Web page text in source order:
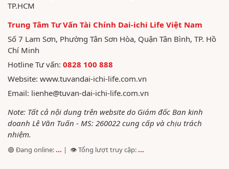
TP.HCM
Trung Tâm Tư Vấn Tài Chính Dai-ichi Life Việt Nam
Số 7 Lam Sơn, Phường Tân Sơn Hòa, Quận Tân Bình, TP. Hồ
Chí Minh
Hotline Tư vấn: 0828 100 888
Website: www.tuvandai-ichi-life.com.vn
Email: lienhe@tuvan-dai-ichi-life.com.vn
Note: Tất cả nội dung trên website do Giám đốc Ban kinh
doanh Lê Văn Tuấn - MS: 260022 cung cấp và chịu trách
nhiệm.
🟢 Đang online:... | 👁️ Tổng lượt truy cập:...